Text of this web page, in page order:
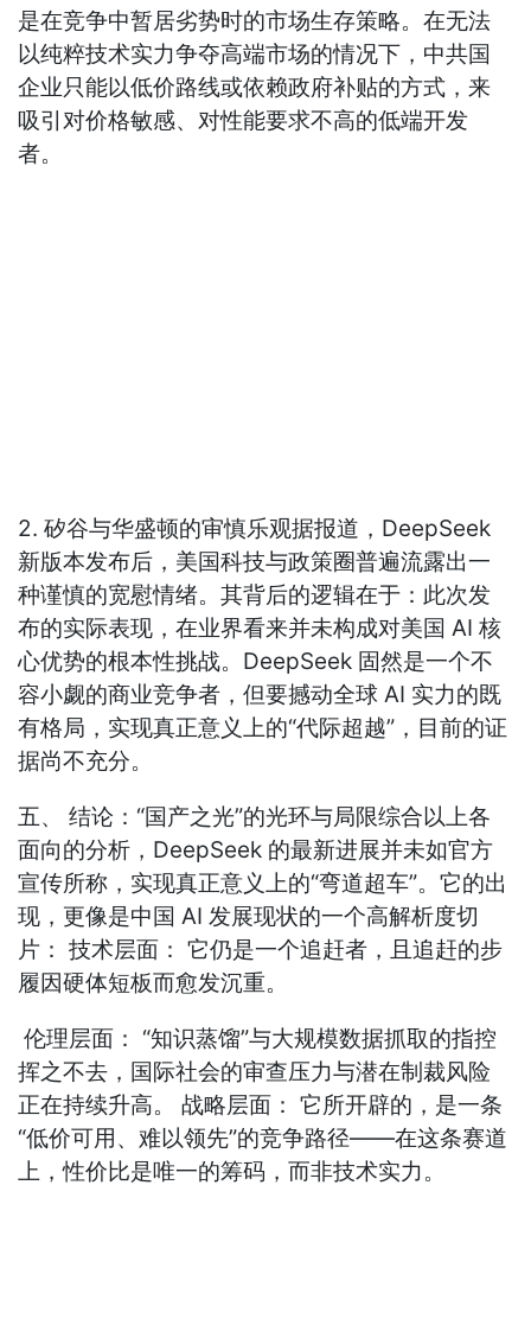
是在竞争中暂居劣势时的市场生存策略。在无法
以纯粹技术实力争夺高端市场的情况下，中共国
企业只能以低价路线或依赖政府补贴的方式，来
吸引对价格敏感、对性能要求不高的低端开发
者。
2. 矽谷与华盛顿的审慎乐观据报道，DeepSeek
新版本发布后，美国科技与政策圈普遍流露出一
种谨慎的宽慰情绪。其背后的逻辑在于：此次发
布的实际表现，在业界看来并未构成对美国 AI 核
心优势的根本性挑战。DeepSeek 固然是一个不
容小觑的商业竞争者，但要撼动全球 AI 实力的既
有格局，实现真正意义上的“代际超越”，目前的证
据尚不充分。
五、 结论：“国产之光”的光环与局限综合以上各
面向的分析，DeepSeek 的最新进展并未如官方
宣传所称，实现真正意义上的“弯道超车”。它的出
现，更像是中国 AI 发展现状的一个高解析度切
片： 技术层面： 它仍是一个追赶者，且追赶的步
履因硬体短板而愈发沉重。
伦理层面： “知识蒸馏”与大规模数据抓取的指控
挥之不去，国际社会的审查压力与潜在制裁风险
正在持续升高。 战略层面： 它所开辟的，是一条
“低价可用、难以领先”的竞争路径——在这条赛道
上，性价比是唯一的筹码，而非技术实力。